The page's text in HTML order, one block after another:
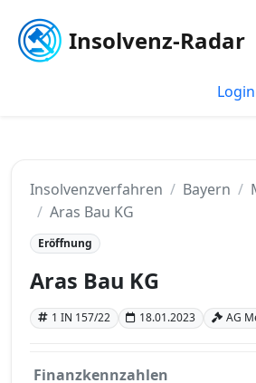
Insolvenz-Radar
Login
Insolvenzverfahren Bayern
Aras Bau KG
Eröffnung
Aras Bau KG
1 IN 157/22 18.01.2023 AG
Finanzkennzahlen